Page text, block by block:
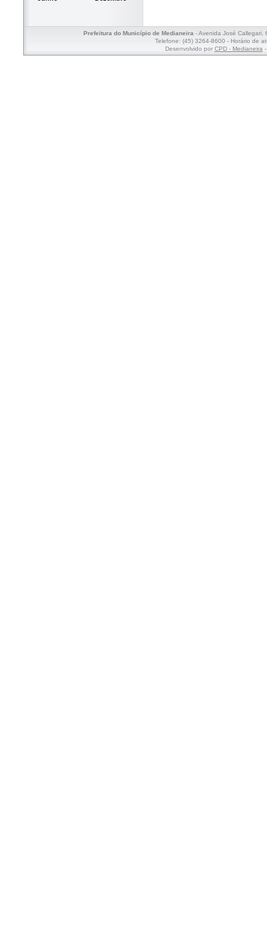
Prefeitura do Município de Medianeira- Avenida José Callegari,
Telefone: (45) 3264-8600 - Horário de
Desenvolvido por CPD - Medianeira-